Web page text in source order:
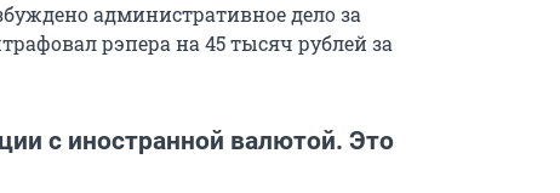
административное дело за
рэпера на 45 тысяч рублей за
с иностранной валютой. Это